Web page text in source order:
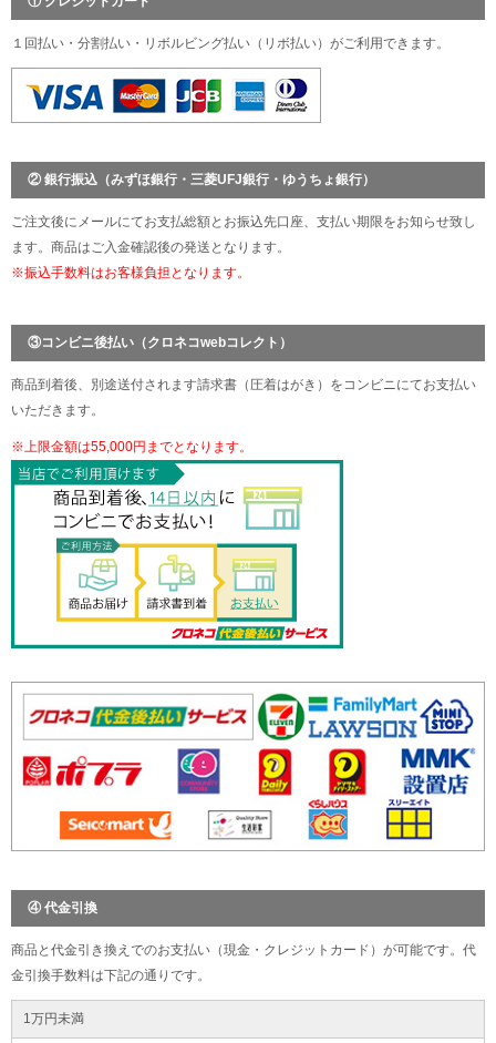
１回払い・分割払い・リボルビング払い（リボ払い）がご利用できます。
② 銀行振込（みずほ銀行・三菱UFJ銀行・ゆうちょ銀行）
ご注文後にメールにてお支払総額とお振込先口座、支払い期限をお知らせ致し
ます。商品はご入金確認後の発送となります。
※振込手数料はお客様負担となります。
③コンビニ後払い（クロネコwebコレクト）
商品到着後、別途送付されます請求書（圧着はがき）をコンビニにてお支払い
いただきます。
※上限金額は55,000円までとなります。
④ 代金引換
商品と代金引き換えでのお支払い（現金・クレジットカード）が可能です。代
金引換手数料は下記の通りです。
1万円未満